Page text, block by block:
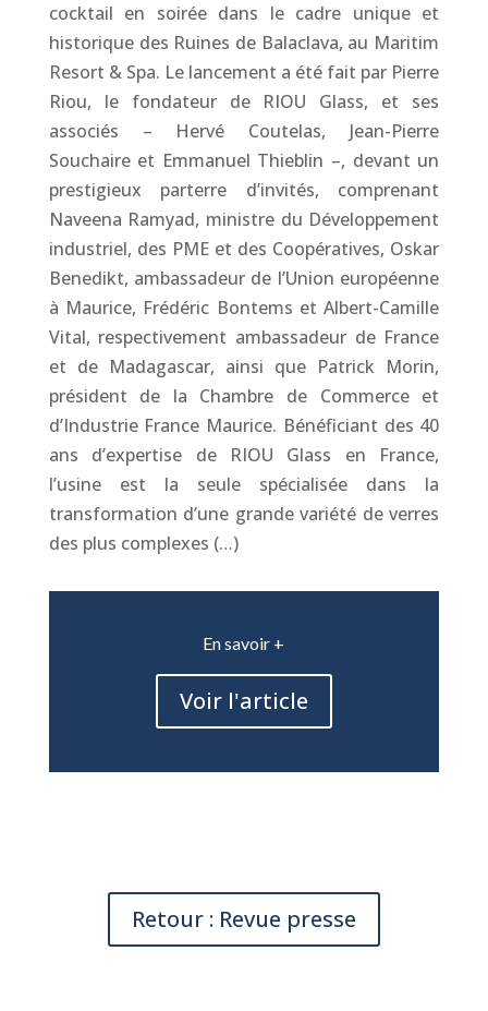
cocktail en soirée dans le cadre unique et
historique des Ruines de Balaclava, au Maritim
Resort & Spa. Le lancement a été fait par Pierre
Riou, le fondateur de RIOU Glass, et ses
associés – Hervé Coutelas, Jean-Pierre
Souchaire et Emmanuel Thieblin –, devant un
prestigieux parterre d’invités, comprenant
Naveena Ramyad, ministre du Développement
industriel, des PME et des Coopératives, Oskar
Benedikt, ambassadeur de l’Union européenne
à Maurice, Frédéric Bontems et Albert-Camille
Vital, respectivement ambassadeur de France
et de Madagascar, ainsi que Patrick Morin,
président de la Chambre de Commerce et
d’Industrie France Maurice. Bénéficiant des 40
ans d’expertise de RIOU Glass en France,
l’usine est la seule spécialisée dans la
transformation d’une grande variété de verres
des plus complexes (…)
En savoir +
Voir l'article
Retour : Revue presse